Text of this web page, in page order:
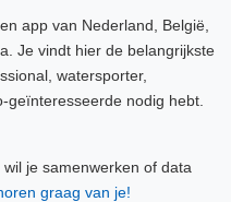
app van Nederland, België,
Je vindt hier de belangrijkste
watersporter,
geïnteresseerde nodig hebt.
je samenwerken of data
graag van je!